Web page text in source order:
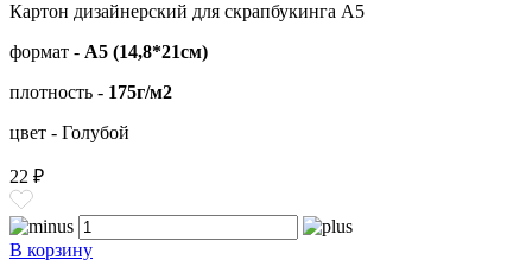
Картон дизайнерский для скрапбукинга А5
формат - А5 (14,8*21см)
плотность - 175г/м2
цвет - Голубой
22 ₽
В корзину